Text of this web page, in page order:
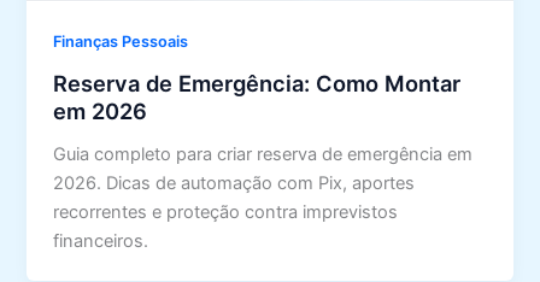
Finanças Pessoais
Reserva de Emergência: Como Montar
em 2026
Guia completo para criar reserva de emergência em
2026. Dicas de automação com Pix, aportes
recorrentes e proteção contra imprevistos
financeiros.